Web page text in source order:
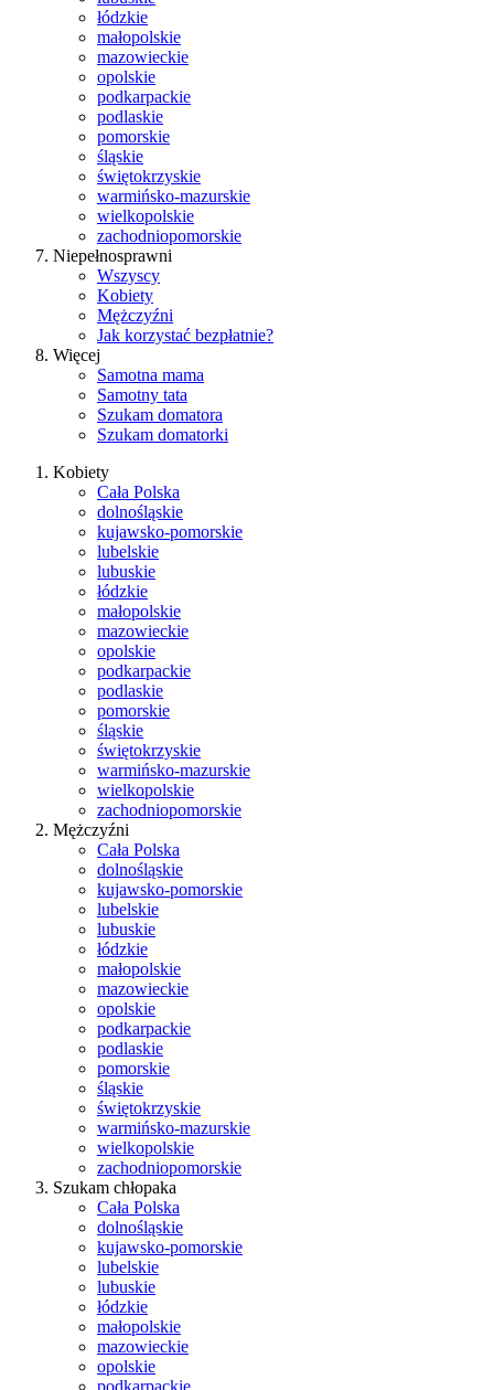
łódzkie
małopolskie
mazowieckie
opolskie
podkarpackie
podlaskie
pomorskie
śląskie
świętokrzyskie
warmińsko-mazurskie
wielkopolskie
zachodniopomorskie
Niepełnosprawni
Wszyscy
Kobiety
Mężczyźni
Jak korzystać bezpłatnie?
Więcej
Samotna mama
Samotny tata
Szukam domatora
Szukam domatorki
Kobiety
Cała Polska
dolnośląskie
kujawsko-pomorskie
lubelskie
lubuskie
łódzkie
małopolskie
mazowieckie
opolskie
podkarpackie
podlaskie
pomorskie
śląskie
świętokrzyskie
warmińsko-mazurskie
wielkopolskie
zachodniopomorskie
Mężczyźni
Cała Polska
dolnośląskie
kujawsko-pomorskie
lubelskie
lubuskie
łódzkie
małopolskie
mazowieckie
opolskie
podkarpackie
podlaskie
pomorskie
śląskie
świętokrzyskie
warmińsko-mazurskie
wielkopolskie
zachodniopomorskie
Szukam chłopaka
Cała Polska
dolnośląskie
kujawsko-pomorskie
lubelskie
lubuskie
łódzkie
małopolskie
mazowieckie
opolskie
podkarpackie